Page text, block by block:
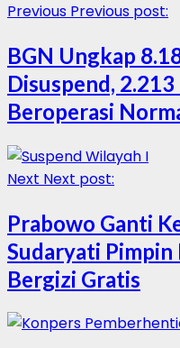
Previous Previous post:
BGN Ungkap
Disuspend,
Beroperasi
Next Next post:
Prabowo Ganti
Sudaryati
Bergizi Gratis